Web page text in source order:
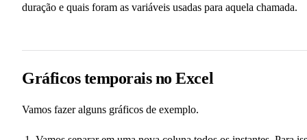
duração e quais foram as variáveis usadas para aquela chamada.
Gráficos temporais no Excel
Vamos fazer alguns gráficos de exemplo.